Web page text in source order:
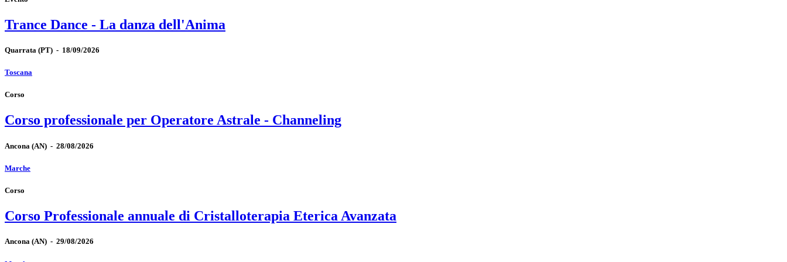
Trance Dance - La danza dell'Anima
Quarrata (PT) - 18/09/2026
Toscana
Corso
Corso professionale per Operatore Astrale - Channeling
Ancona (AN) - 28/08/2026
Marche
Corso
Corso Professionale annuale di Cristalloterapia Eterica Avanzata
Ancona (AN) - 29/08/2026